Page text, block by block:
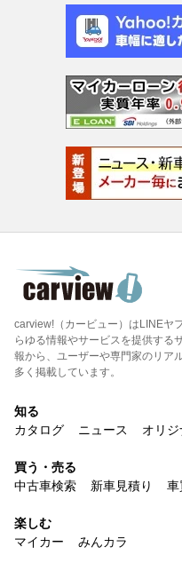
carview!（カービュー）はLINEヤ
らゆる情報やサービスを提供する
報から、ユーザーや専門家のリア
多く掲載しています。
知る
カタログ
ニュース オリ
買う・売る
中古車検索
新車見積り 車
楽しむ
マイカー
みんカラ